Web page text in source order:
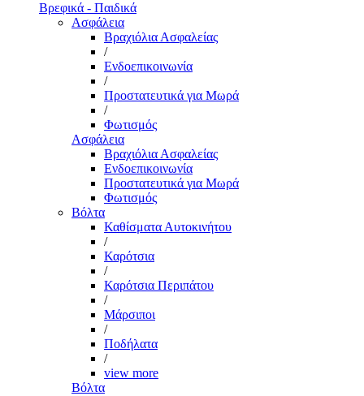
Βρεφικά - Παιδικά
Ασφάλεια
Βραχιόλια Ασφαλείας
/
Ενδοεπικοινωνία
/
Προστατευτικά για Μωρά
/
Φωτισμός
Ασφάλεια
Βραχιόλια Ασφαλείας
Ενδοεπικοινωνία
Προστατευτικά για Μωρά
Φωτισμός
Βόλτα
Καθίσματα Αυτοκινήτου
/
Καρότσια
/
Καρότσια Περιπάτου
/
Μάρσιποι
/
Ποδήλατα
/
view more
Βόλτα